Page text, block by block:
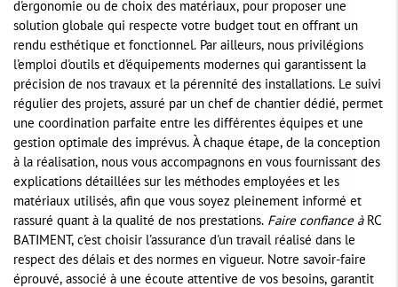
d'ergonomie ou de choix des matériaux, pour proposer une
solution globale qui respecte votre budget tout en offrant un
rendu esthétique et fonctionnel. Par ailleurs, nous privilégions
l'emploi d'outils et d'équipements modernes qui garantissent la
précision de nos travaux et la pérennité des installations. Le suivi
régulier des projets, assuré par un chef de chantier dédié, permet
une coordination parfaite entre les différentes équipes et une
gestion optimale des imprévus. À chaque étape, de la conception
à la réalisation, nous vous accompagnons en vous fournissant des
explications détaillées sur les méthodes employées et les
matériaux utilisés, afin que vous soyez pleinement informé et
rassuré quant à la qualité de nos prestations. Faire confiance àRC
BATIMENT, c'est choisir l'assurance d'un travail réalisé dans le
respect des délais et des normes en vigueur. Notre savoir-faire
éprouvé, associé à une écoute attentive de vos besoins, garantit